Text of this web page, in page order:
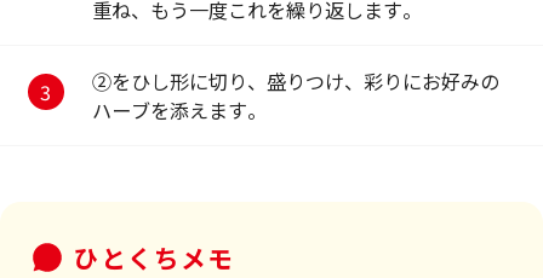
重ね、もう一度これを繰り返します。
②をひし形に切り、盛りつけ、彩りにお好みの
ハーブを添えます。
ひとくちメモ